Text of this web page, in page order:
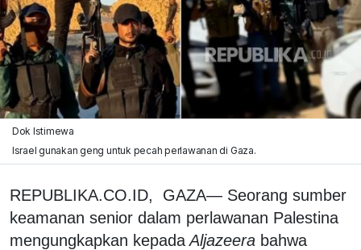
Dok Istimewa
Israel gunakan geng untuk pecah perlawanan di Gaza.
REPUBLIKA.CO.ID, GAZA— Seorang sumber
keamanan senior dalam perlawanan Palestina
mengungkapkan kepadaAljazeera bahwa